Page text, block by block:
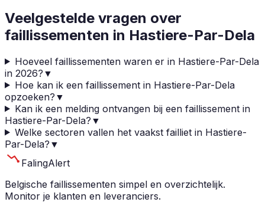
Veelgestelde vragen over
faillissementen in Hastiere-Par-Dela
Hoeveel faillissementen waren er in Hastiere-Par-Dela
in 2026? ▼
Hoe kan ik een faillissement in Hastiere-Par-Dela
opzoeken? ▼
Kan ik een melding ontvangen bij een faillissement in
Hastiere-Par-Dela? ▼
Welke sectoren vallen het vaakst failliet in Hastiere-
Par-Dela? ▼
FalingAlert
Belgische faillissementen simpel en overzichtelijk.
Monitor je klanten en leveranciers.